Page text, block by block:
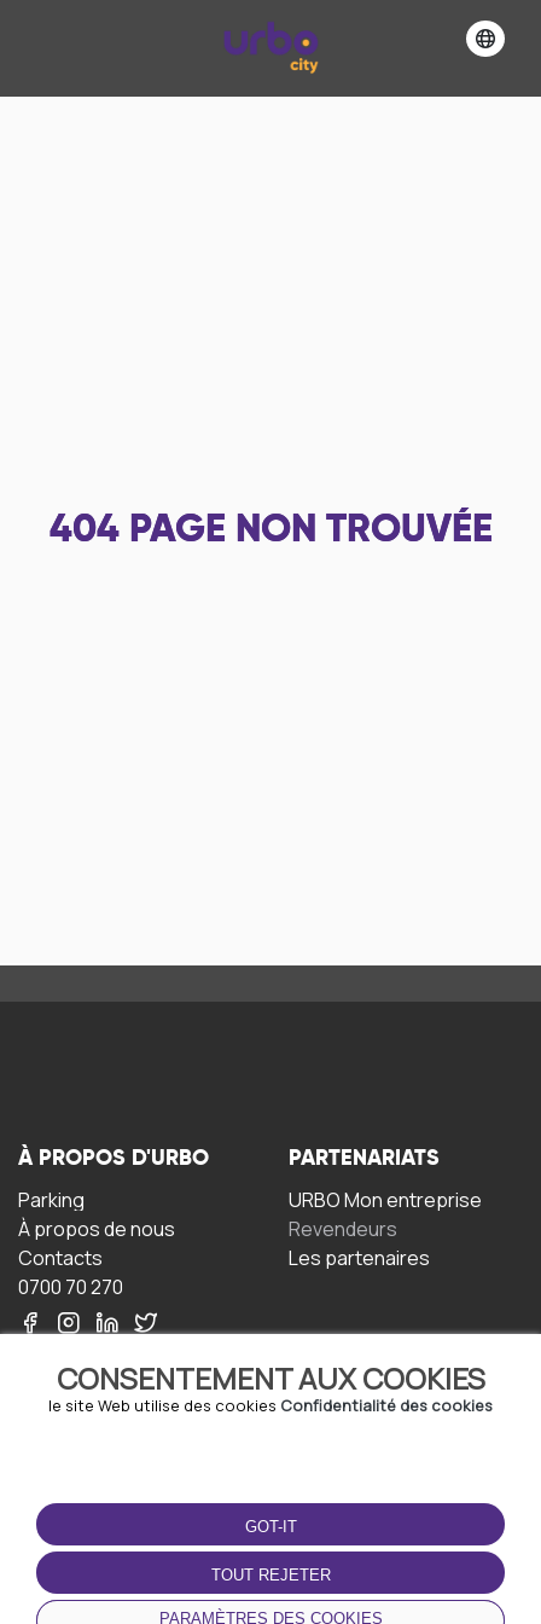
404 PAGE NON TROUVÉE
CONSENTEMENT AUX COOKIES
le site Web utilise des cookies Confidentialité des cookies
GOT-IT
TOUT REJETER
PARAMÈTRES DES COOKIES
À PROPOS D'URBO
Parking
À propos de nous
Contacts
0700 70 270
PARTENARIATS
URBO Mon entreprise
Revendeurs
Les partenaires
TERMS-OF-USE
Termes et conditions
Politique de confidentialité
Politique relative aux
cookies
TÉLÉCHARGEZ
L'APPLICATION